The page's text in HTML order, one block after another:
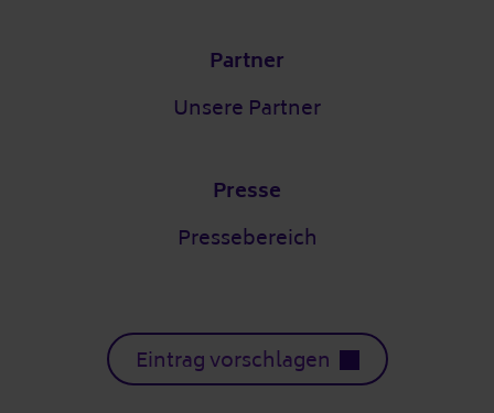
Partner
Unsere Partner
Presse
Pressebereich
Eintrag vorschlagen